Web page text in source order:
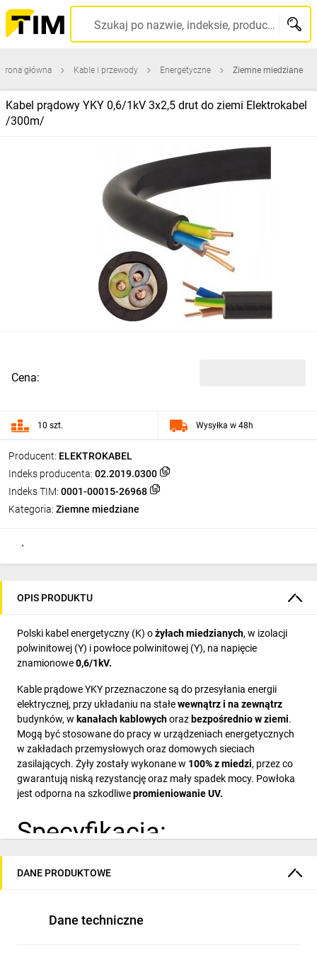
Szukaj po nazwie, indeksie, producencie, kodzie kreskowym...
główna Kable i przewody Energetyczne Ziemne miedziane
Kabel prądowy YKY 0,6/1kV 3x2,5 drut do ziemi Elektrokabel
/300m/
Producent: ELEKTROKABEL
Indeks producenta: 02.2019.0300
Indeks TIM: 0001-00015-26968
Kategoria: Ziemne miedziane
Cena:
10 szt. Wysyłka w 48h
OPIS PRODUKTU
Polski kabel energetyczny (K) ożyłach miedzianych, w izolacji
polwinitowej (Y) i powłoce polwinitowej (Y), na napięcie
znamionowe0,6/1kV.
Kable prądowe YKY przeznaczone są do przesyłania energii
elektrycznej, przy układaniu na stałewewnątrz i na zewnątrz
budynków, w kanałach kablowychoraz bezpośrednio w ziemi.
Mogą być stosowane do pracy w urządzeniach energetycznych
w zakładach przemysłowych oraz domowych sieciach
zasilających. Żyły zostały wykonane w 100% z miedzi, przez co
gwarantują niską rezystancję oraz mały spadek mocy. Powłoka
jest odporna na szkodliwepromieniowanie UV.
Specyfikacja:
Rodzaj przewodu:
Przybliżona średnica przewodu:
DANE PRODUKTOWE
Dane techniczne